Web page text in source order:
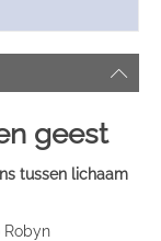
geest
tussen lichaam
Robyn